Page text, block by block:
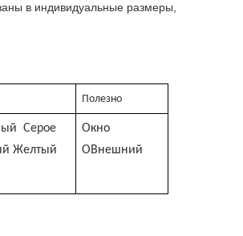
в индивидуальные размеры,
Полезно
Серое
Желтый
Окно
ОВнешний